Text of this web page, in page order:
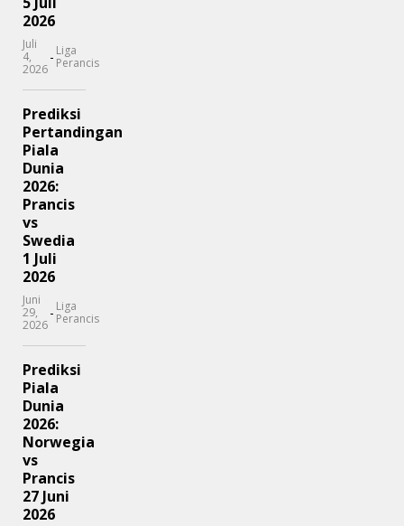
2026
Juli
4,
2026
- Liga
Perancis
Prediksi
Pertandingan
Piala
Dunia
2026:
Prancis
vs
Swedia
1 Juli
2026
Juni
29,
2026
- Liga
Perancis
Prediksi
Piala
Dunia
2026:
Norwegia
vs
Prancis
27 Juni
2026